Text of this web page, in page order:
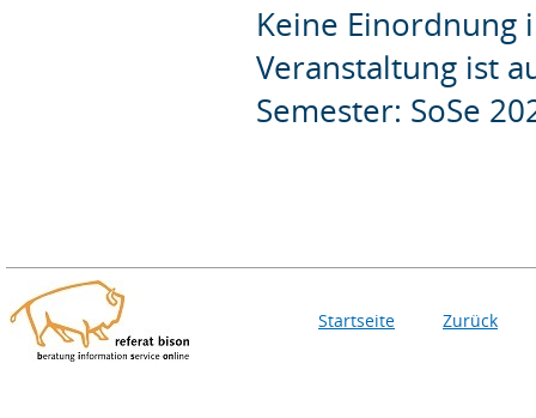
Keine Einordnung
Veranstaltung ist
Semester: SoSe
Startseite Zurück